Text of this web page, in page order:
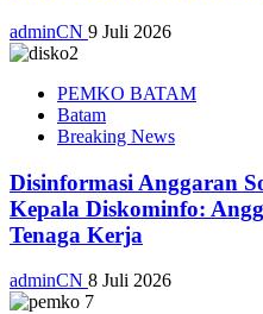
adminCN 9 Juli 2026
PEMKO BATAM
Batam
Breaking News
Disinformasi Anggaran
Kepala Diskominfo:
Tenaga Kerja
adminCN 8 Juli 2026